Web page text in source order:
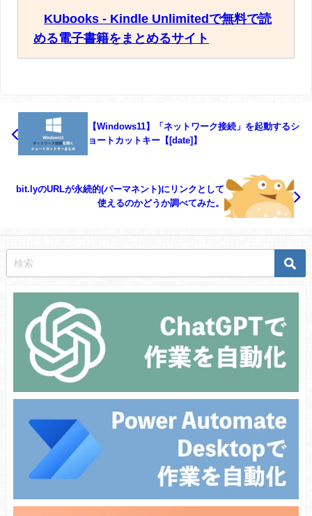
KUbooks - Kindle Unlimitedで無料で読
める電子書籍をまとめるサイト
【Windows11】「ネットワーク接続」を起動するシ
ョートカットキー【[date]】
bit.lyのURLが永続的(パーマネント)にリンクとして
使えるのかどうか調べてみた。